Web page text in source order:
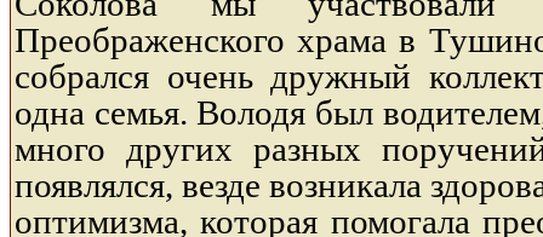
Преображенского храма в
собрался очень дружный
одна семья. Володя был
много других разных
появлялся, везде возникала
оптимизма, которая помогала